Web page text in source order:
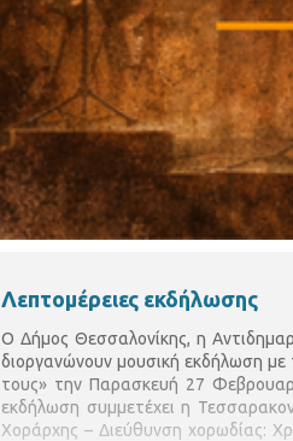
Λεπτομέρειες εκδήλωσης
Ο Δήμος Θεσσαλονίκης, η
διοργανώνουν μουσική εκδήλωση
τους» την Παρασκευή 27
εκδήλωση συμμετέχει η
Χοράρχης – Διεύθυνση χορωδίας: